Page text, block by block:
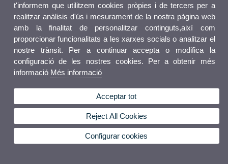
t'informem que utilitzem cookies pròpies i de tercers per a
realitzar anàlisis d'ús i mesurament de la nostra pàgina web
amb la finalitat de personalitzar continguts,així com
proporcionar funcionalitats a les xarxes socials o analitzar el
nostre trànsit. Per a continuar accepta o modifica la
configuració de les nostres cookies. Per a obtenir més
informació Més informació
Acceptar tot
Reject All Cookies
Configurar cookies